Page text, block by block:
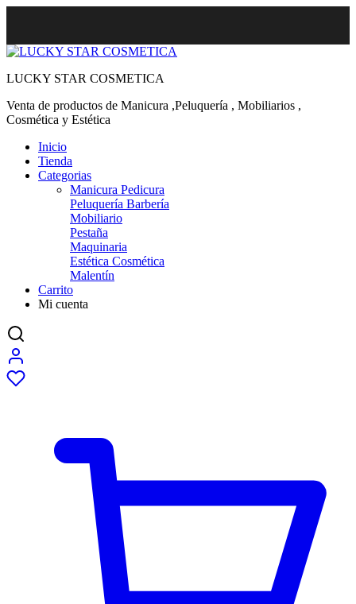
LUCKY STAR COSMETICA
Venta de productos de Manicura ,Peluquería , Mobiliarios ,
Cosmética y Estética
Inicio
Tienda
Categorias
Manicura Pedicura
Peluquería Barbería
Mobiliario
Pestaña
Maquinaria
Estética Cosmética
Malentín
Carrito
Mi cuenta